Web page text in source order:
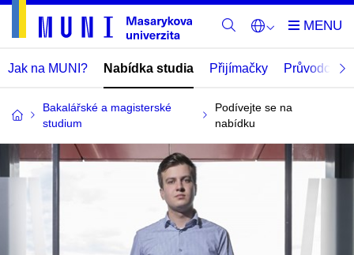
Jak na MUNI? Nabídka studia Přijímačky Průvodce
Bakalářské a magisterské
studium
Podívejte se na
nabídku